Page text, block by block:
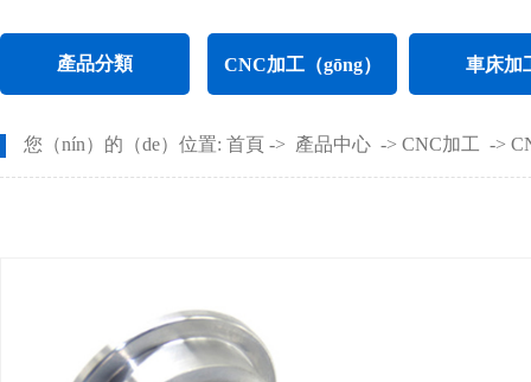
產品分類 CNC加工（gōng）
CNC長軸加（jiā）工
鋁件CNC加工
車床加
螺（luó）母
您（nín）的（de）位置: 首頁 -> 產品中心 -> CNC加工 ->